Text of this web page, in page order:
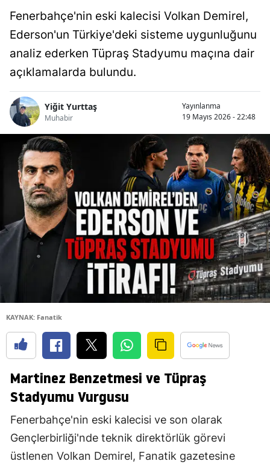
Fenerbahçe'nin eski kalecisi Volkan Demirel,
Ederson'un Türkiye'deki sisteme uygunluğunu
analiz ederken Tüpraş Stadyumu maçına dair
açıklamalarda bulundu.
Yiğit Yurttaş
Muhabir
Yayınlanma
19 Mayıs 2026 - 22:48
KAYNAK: Fanatik
Martinez Benzetmesi ve Tüpraş
Stadyumu Vurgusu
Fenerbahçe'nin eski kalecisi ve son olarak
Gençlerbirliği'nde teknik direktörlük görevi
üstlenen Volkan Demirel, Fanatik gazetesine